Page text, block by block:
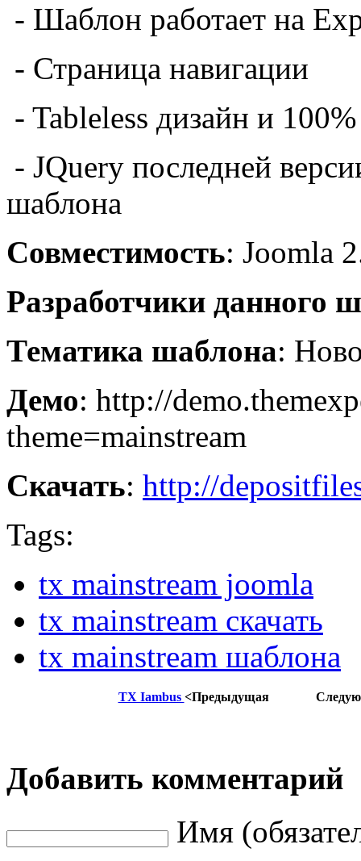
- Шаблон работает на
- Страница навигации
- Tableless дизайн и
- JQuery последней
шаблона
Совместимость: Joomla
Разработчики данного
Тематика шаблона:
Демо: http://
theme=mainstream
Скачать: http://
Tags:
tx mainstream joomla
tx mainstream скачать
tx mainstream шаблона
TX Iambus <Предыдущая
Добавить комментарий
Имя